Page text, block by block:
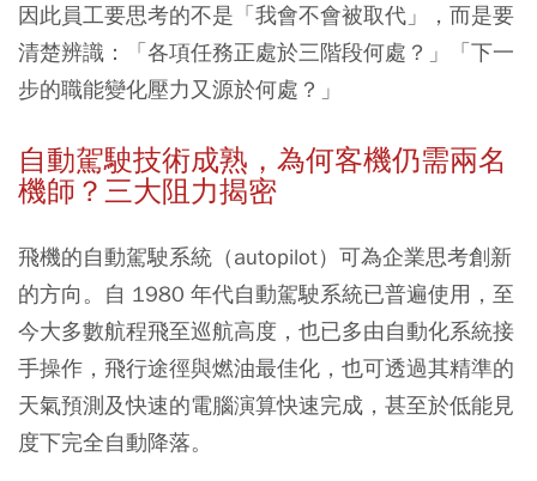
因此員工要思考的不是「我會不會被取代」，而是要
清楚辨識：「各項任務正處於三階段何處？」「下一
步的職能變化壓力又源於何處？」
自動駕駛技術成熟，為何客機仍需兩名
機師？三大阻力揭密
飛機的自動駕駛系統（autopilot）可為企業思考創新
的方向。自 1980 年代自動駕駛系統已普遍使用，至
今大多數航程飛至巡航高度，也已多由自動化系統接
手操作，飛行途徑與燃油最佳化，也可透過其精準的
天氣預測及快速的電腦演算快速完成，甚至於低能見
度下完全自動降落。